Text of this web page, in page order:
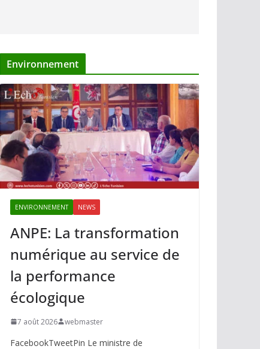
Environnement
ENVIRONNEMENT NEWS
ANPE: La transformation
numérique au service de
la performance
écologique
7 août 2026 webmaster
FacebookTweetPin Le ministre de